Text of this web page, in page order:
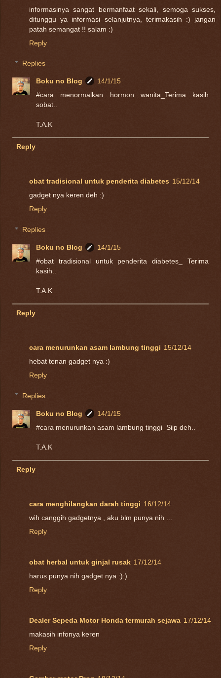
informasinya sangat bermanfaat sekali, semoga sukses,
ditunggu ya informasi selanjutnya, terimakasih :) jangan
patah semangat !! salam :)
Reply
Replies
Boku no Blog
14/1/15
#cara menormalkan hormon wanita_Terima kasih
sobat..
T.A.K
Reply
obat tradisional untuk penderita diabetes 15/12/14
gadget nya keren deh :)
Reply
Replies
Boku no Blog
14/1/15
#obat tradisional untuk penderita diabetes_ Terima
kasih..
T.A.K
Reply
cara menurunkan asam lambung tinggi 15/12/14
hebat tenan gadget nya :)
Reply
Replies
Boku no Blog
14/1/15
#cara menurunkan asam lambung tinggi_Siip deh..
T.A.K
Reply
cara menghilangkan darah tinggi 16/12/14
wih canggih gadgetnya , aku blm punya nih ...
Reply
obat herbal untuk ginjal rusak 17/12/14
harus punya nih gadget nya :):)
Reply
Dealer Sepeda Motor Honda termurah sejawa 17/12/14
makasih infonya keren
Reply